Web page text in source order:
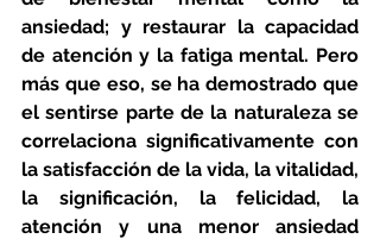
ansiedad; y restaurar la capacidad
de atención y la fatiga mental. Pero
más que eso, se ha demostrado que
el sentirse parte de la naturaleza se
correlaciona significativamente con
la satisfacción de la vida, la vitalidad,
la significación, la felicidad, la
atención y una menor ansiedad